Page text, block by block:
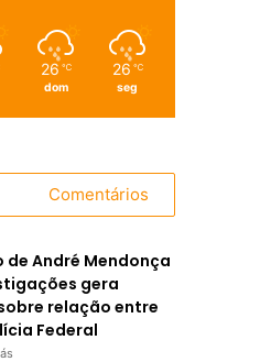
26 ℃
dom
26 ℃
seg
Comentários
André Mendonça
gera
relação entre
Federal